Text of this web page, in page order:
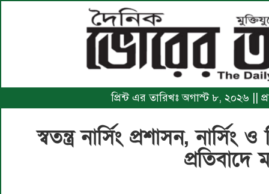
প্রিন্ট এর তারিখঃ অগাস্ট ৮, ২০২৬ ||
স্বতন্ত্র নার্সিং প্রশাসন,
প্রতিবাদে